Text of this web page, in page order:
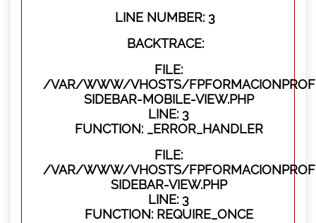
LINE NUMBER: 3
BACKTRACE:
FILE:
/VAR/WWW/VHOSTS/
SIDEBAR-MOBILE-VIEW.PHP
LINE: 3
FUNCTION: _ERROR_HANDLER
FILE:
/VAR/WWW/VHOSTS/
SIDEBAR-VIEW.PHP
LINE: 3
FUNCTION: REQUIRE_ONCE